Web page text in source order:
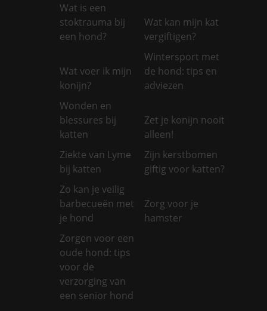
Wat is een
stoktrauma bij
een hond?
Wat kan mijn kat
vergiftigen?
Wat voer ik mijn
konijn?
Wintersport met
de hond: tips en
adviezen
Wonden en
blessures bij
katten
Zet je konijn nooit
alleen!
Ziekte van Lyme
bij katten
Zijn kerstbomen
giftig voor katten?
Zo kan je veilig
barbecueën met
je hond
Zorg voor je
hamster
Zorgen voor een
oude hond: tips
voor de
verzorging van
een senior hond